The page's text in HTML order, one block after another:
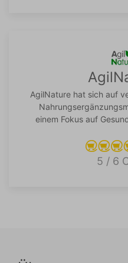
AgilNature hat sich auf
einem Fokus auf
5 / 6